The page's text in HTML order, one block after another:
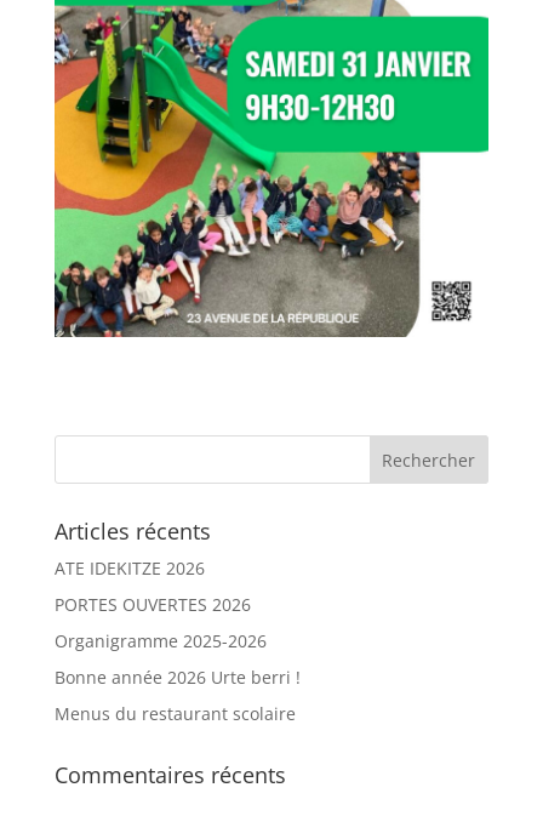
Articles récents
ATE IDEKITZE 2026
PORTES OUVERTES 2026
Organigramme 2025-2026
Bonne année 2026 Urte berri !
Menus du restaurant scolaire
Commentaires récents